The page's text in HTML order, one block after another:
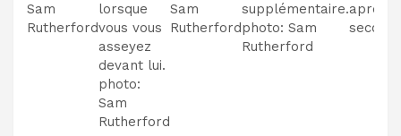
Sam
Rutherford
lorsque
vous vous
asseyez
devant lui.
photo:
Sam
Rutherford
Sam
Rutherford
supplémentaire.
photo: Sam
Rutherford
après 1